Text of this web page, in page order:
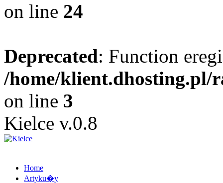
on line 24
Deprecated: Function
/home/
on line 3
Kielce v.0.8
Home
Artyku�y